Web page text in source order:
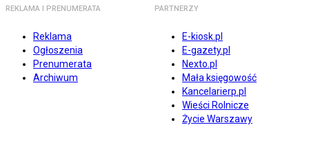
REKLAMA I PRENUMERATA
Reklama
Ogłoszenia
Prenumerata
Archiwum
PARTNERZY
E-kiosk.pl
E-gazety.pl
Nexto.pl
Mała księgowość
Kancelarierp.pl
Wieści Rolnicze
Życie Warszawy